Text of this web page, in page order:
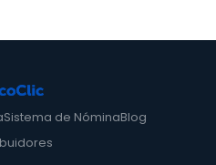
Sistema de NóminaBlog